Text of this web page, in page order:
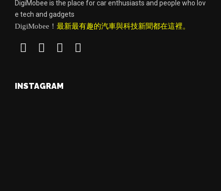
DigiMobee is the place for car enthusiasts and people who lov
e tech and gadgets
DigiMobee！ 最新最有趣的汽車與科技新聞都在這裡。
INSTAGRAM